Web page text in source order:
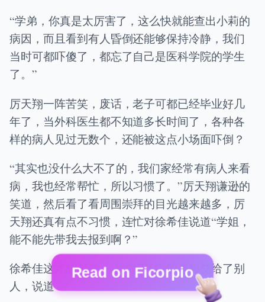
Read on Ficorpio
“学弟，你真是太厉害了，这么快就能查出小莉的
病因，而且看到有人昏倒还能够保持冷静，我们
当时可都吓傻了，都忘了自己是医科学院的学生
了。”
厉天翔一阵苦笑，废话，老子可都已经毕业好几
年了，当外科医生都不知道多长时间了，各种各
样的病人见过无数个，还能被这点小场面吓倒？
“其实也没什么大不了的，我们家经常有病人来看
病，我也经常帮忙，所以习惯了。”厉天翔谦逊的
笑道，然后看了看周围崇拜的目光越来越多，厉
天翔还真有点不习惯，连忙对徐希佳说道“学姐，
能不能先带我去报到啊？”
徐希佳这才想起来，连忙把怀中的学姐交给了别
人，说道